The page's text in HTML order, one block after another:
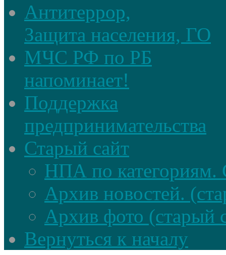
Антитеррор,
Защита населения, ГО
МЧС РФ по РБ
напоминает!
Поддержка
предпринимательства
Старый сайт
НПА по категориям.
Архив новостей.
Архив фото (старый
Вернуться к началу